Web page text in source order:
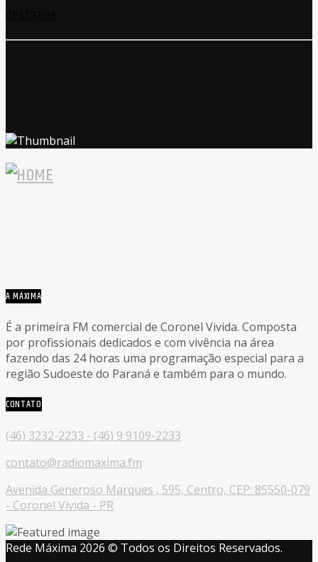
A MÁXIMA
É a primeira FM comercial de Coronel Vivida. Composta
por profissionais dedicados e com vivência na área
fazendo das 24 horas uma programação especial para a
região Sudoeste do Paraná e também para o mundo.
CONTATO
(46) 3232-2233 - (46) 9 9109-2233
contato@radiomaxima.fm
Avenida Generoso Marques , 595, Centro, CEP: 85550-079
- Coronel Vivida - PR
Rede Máxima 2026 © Todos os Direitos Reservados.